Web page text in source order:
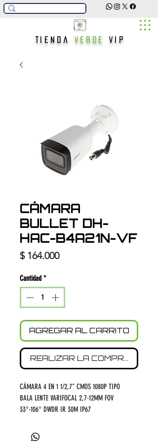
TiendaVerde Vip
CÁMARA
BULLET DH-
HAC-B4A21N-VF
$ 164.000Precio
Cantidad *
AGREGAR AL CARRITO
REALIZAR LA COMPRA
CÁMARA 4 EN 1 1/2,7" CMOS 1080P TIPO
BALA LENTE VARIFOCAL 2,7-12MM FOV
33°-106° DWDR IR 30M IP67